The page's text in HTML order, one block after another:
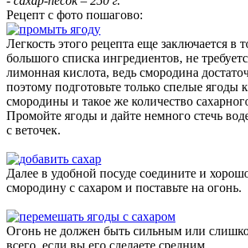
Рецепт с фото пошагово:
Легкость этого рецепта еще заключается в
большого списка ингредиентов, не
лимонная кислота, ведь смородина
поэтому подготовьте только спелые ягоды
смородины и такое же количество
Промойте ягоды и дайте немного стечь
с веточек.
Далее в удобной посуде соедините и
смородину с сахаром и поставьте на огонь.
Огонь не должен быть сильным или
всего, если вы его сделаете средним.